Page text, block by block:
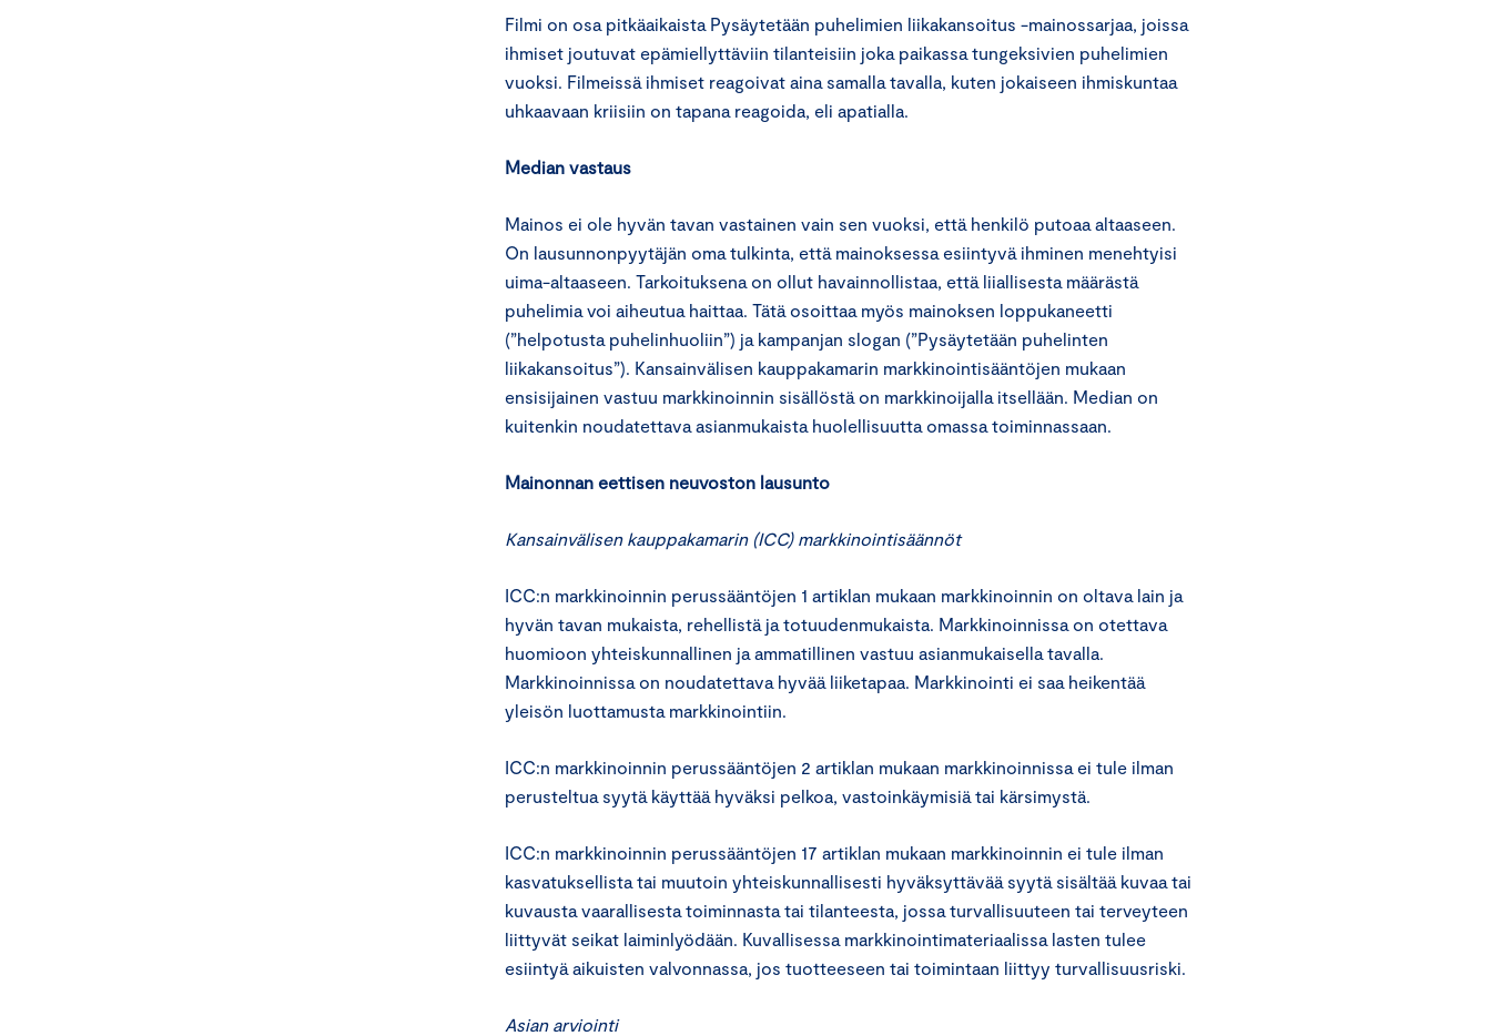
Filmi on osa pitkäaikaista Pysäytetään puhelimien liikakansoitus -mainossarjaa, joissa
ihmiset joutuvat epämiellyttäviin tilanteisiin joka paikassa tungeksivien puhelimien
vuoksi. Filmeissä ihmiset reagoivat aina samalla tavalla, kuten jokaiseen ihmiskuntaa
uhkaavaan kriisiin on tapana reagoida, eli apatialla.
Median vastaus
Mainos ei ole hyvän tavan vastainen vain sen vuoksi, että henkilö putoaa altaaseen.
On lausunnonpyytäjän oma tulkinta, että mainoksessa esiintyvä ihminen menehtyisi
uima-altaaseen. Tarkoituksena on ollut havainnollistaa, että liiallisesta määrästä
puhelimia voi aiheutua haittaa. Tätä osoittaa myös mainoksen loppukaneetti
(”helpotusta puhelinhuoliin”) ja kampanjan slogan (”Pysäytetään puhelinten
liikakansoitus”). Kansainvälisen kauppakamarin markkinointisääntöjen mukaan
ensisijainen vastuu markkinoinnin sisällöstä on markkinoijalla itsellään. Median on
kuitenkin noudatettava asianmukaista huolellisuutta omassa toiminnassaan.
Mainonnan eettisen neuvoston lausunto
Kansainvälisen kauppakamarin (ICC) markkinointisäännöt
ICC:n markkinoinnin perussääntöjen 1 artiklan mukaan markkinoinnin on oltava lain ja
hyvän tavan mukaista, rehellistä ja totuudenmukaista. Markkinoinnissa on otettava
huomioon yhteiskunnallinen ja ammatillinen vastuu asianmukaisella tavalla.
Markkinoinnissa on noudatettava hyvää liiketapaa. Markkinointi ei saa heikentää
yleisön luottamusta markkinointiin.
ICC:n markkinoinnin perussääntöjen 2 artiklan mukaan markkinoinnissa ei tule ilman
perusteltua syytä käyttää hyväksi pelkoa, vastoinkäymisiä tai kärsimystä.
ICC:n markkinoinnin perussääntöjen 17 artiklan mukaan markkinoinnin ei tule ilman
kasvatuksellista tai muutoin yhteiskunnallisesti hyväksyttävää syytä sisältää kuvaa tai
kuvausta vaarallisesta toiminnasta tai tilanteesta, jossa turvallisuuteen tai terveyteen
liittyvät seikat laiminlyödään. Kuvallisessa markkinointimateriaalissa lasten tulee
esiintyä aikuisten valvonnassa, jos tuotteeseen tai toimintaan liittyy turvallisuusriski.
Asian arviointi